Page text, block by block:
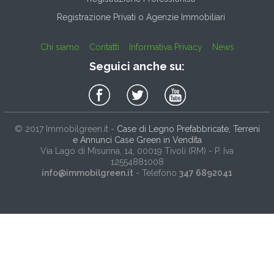
Registrazione Privati o Agenzie Immobiliari
Chi siamo Contatti Informativa Privacy News
Seguici anche su:
© 2017 Immobilgreen.it- Case di Legno Prefabbricate, Terreni
e Annunci Case Green in Vendita
Via Lago di Misurina, 14 , 00019 Tivoli (RM) - P. Iva
12554881008
info@immobilgreen.it - Telefono 347 6892041